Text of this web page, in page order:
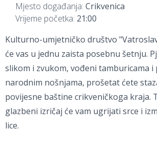
Mjesto događanja: Crikvenica
Vrijeme početka: 21:00
Kulturno-umjetničko društvo
će vas u jednu zaista posebnu šetnju.
slikom i zvukom, vođeni tamburicama i
narodnim nošnjama, prošetat ćete
povijesne baštine crikveničkoga kraja.
glazbeni izričaj će vam ugrijati srce i
lice.